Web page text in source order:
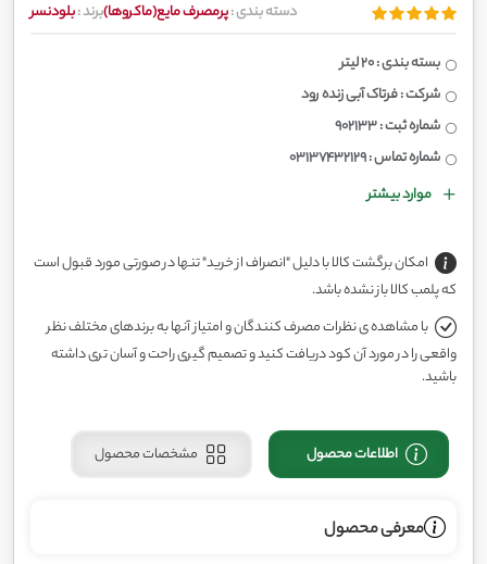
دسته بندی :پرمصرف مایع(ماکروها)برند :بلودنسر
بسته بندی : 20 لیتر
شرکت : فرتاک آبی زنده رود
شماره ثبت : 902133
شماره تماس : ۰۳۱۳۷۴۳۲۱۲۹
موارد بیشتر
امکان برگشت کالا با دلیل "انصراف از خرید" تنها در صورتی مورد قبول است
که پلمب کالا باز نشده باشد.
با مشاهده ی نظرات مصرف کنندگان و امتیاز آنها به برندهای مختلف نظر
واقعی را در مورد آن کود دریافت کنید و تصمیم گیری راحت و آسان تری داشته
باشید.
اطلاعات محصول مشخصات محصول
معرفی محصول